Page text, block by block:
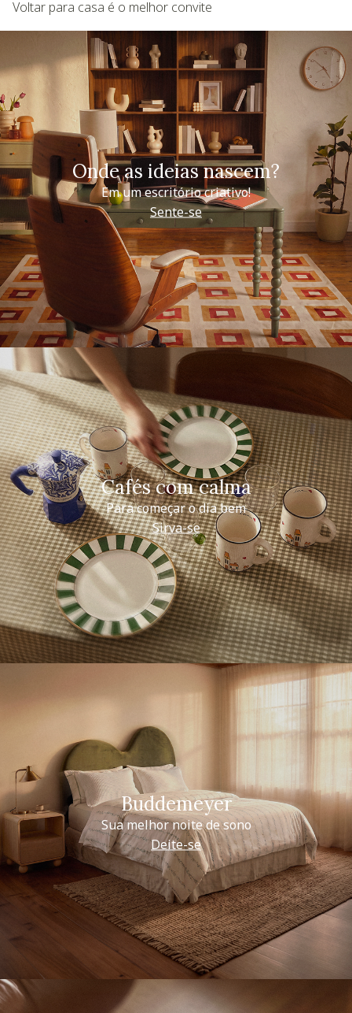
Voltar para casa é o melhor convite
Onde as ideias nascem?
Em um escritório criativo!
Sente-se
Cafés com calma
Para começar o dia bem
Sirva-se
Buddemeyer
Sua melhor noite de sono
Deite-se